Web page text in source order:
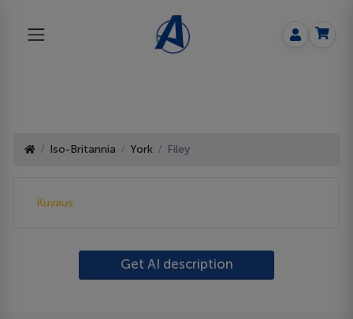
Iso-Britannia York Filey
Kuvaus
Get AI description